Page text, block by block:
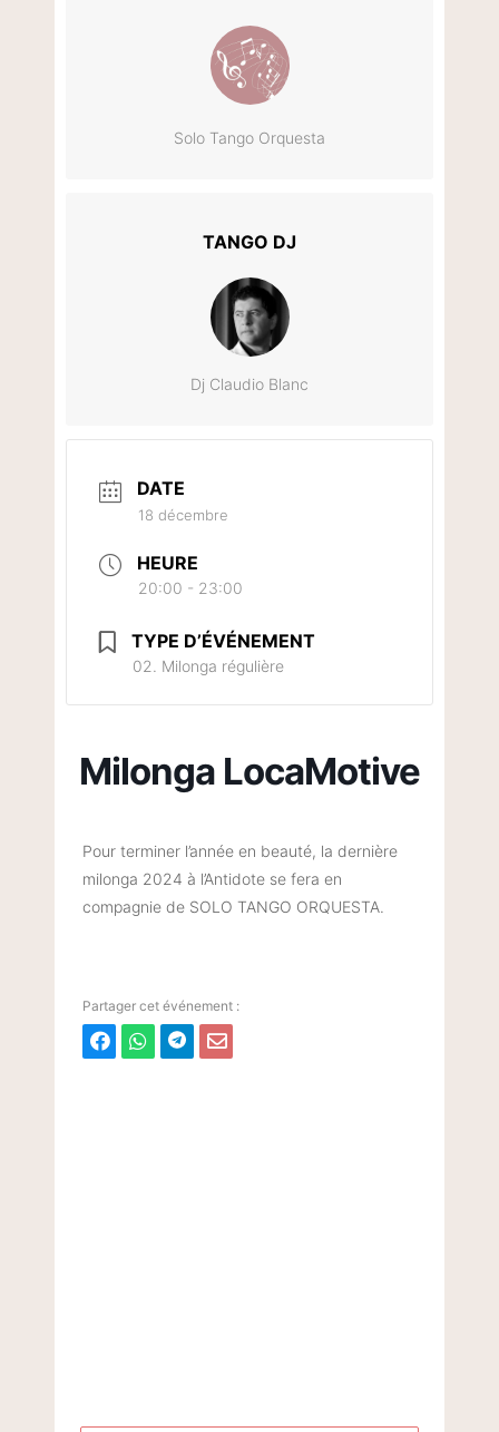
Solo Tango Orquesta
TANGO DJ
Dj Claudio Blanc
DATE
18 décembre
HEURE
20:00 - 23:00
TYPE D’ÉVÉNEMENT
02. Milonga régulière
Milonga LocaMotive
Pour terminer l’année en beauté, la dernière
milonga 2024 à l’Antidote se fera en
compagnie de SOLO TANGO ORQUESTA.